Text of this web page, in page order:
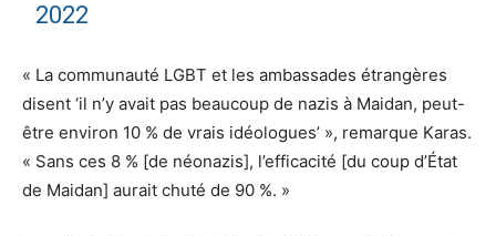
2022
« La communauté LGBT et les ambassades étrangères
disent ‘il n’y avait pas beaucoup de nazis à Maidan, peut-
être environ 10 % de vrais idéologues’ », remarque Karas.
« Sans ces 8 % [de néonazis], l’efficacité [du coup d’État
de Maidan] aurait chuté de 90 %. »